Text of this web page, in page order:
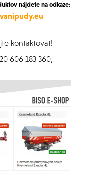
nájdete na odkaze:
kontaktovat!
606 183 360,